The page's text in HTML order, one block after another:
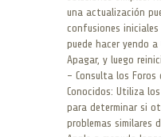
una actualización
confusiones
puede hacer yendo
Apagar, y luego
– Consulta los Foros
Conocidos: Utiliza
para determinar si
problemas similares